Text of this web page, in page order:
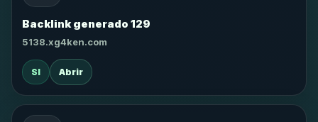
Backlink generado 129
5138.xg4ken.com
SI Abrir